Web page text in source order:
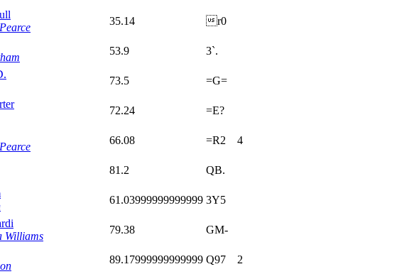
35.14 r0
53.9 3`.
73.5 =G=
72.24 =E?
66.08 =R2 4
81.2 QB.
61.03999999999999 3Y5
Williams
79.38 GM-
89.17999999999999 Q97 2